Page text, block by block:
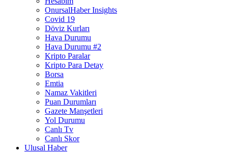
OnursalHaber Insights
Covid 19
Döviz Kurları
Hava Durumu
Hava Durumu #2
Kripto Paralar
Kripto Para Detay
Borsa
Emtia
Namaz Vakitleri
Puan Durumları
Gazete Manşetleri
Yol Durumu
Canlı Tv
Canlı Skor
Ulusal Haber